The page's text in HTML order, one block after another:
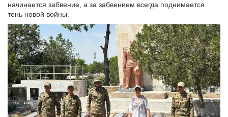
начинается забвение, а за забвением всегда поднимается
тень новой войны.